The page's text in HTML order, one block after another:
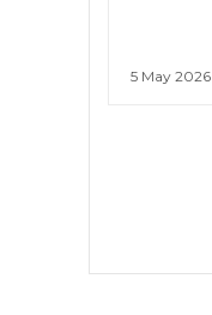
5 May 2026